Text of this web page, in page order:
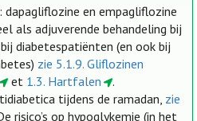
dapagliflozine en empagliflozine
als adjuverende behandeling bij
diabetespatiënten (en ook bij
zie 5.1.9. Gliflozinen
et 1.3. Hartfalen
.
tijdens de ramadan, zie
risico’s op hypoglykemie (in het